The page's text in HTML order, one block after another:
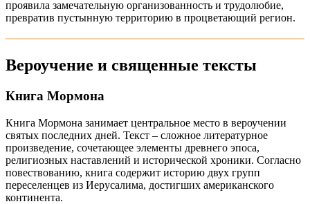
проявила замечательную организованность и трудолюбие,
превратив пустынную территорию в процветающий регион.
Вероучение и священные тексты
Книга Мормона
Книга Мормона занимает центральное место в вероучении
святых последних дней. Текст – сложное литературное
произведение, сочетающее элементы древнего эпоса,
религиозных наставлений и исторической хроники. Согласно
повествованию, книга содержит историю двух групп
переселенцев из Иерусалима, достигших американского
континента.